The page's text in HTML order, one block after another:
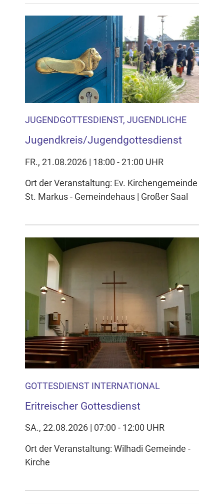
Google Map laden
Mit dem Laden der Karte akzeptieren Sie, dass die
Anwendung Google Maps beim Aktivieren von
Inhalten Cookies auf Ihrem Gerät setzt, z.B. zwecks
Reichweitenmessung und profilbasierter Werbung.
Näheres s.zur Datenschutzerklärung
Hier können Sie Ihre Cookie-
JUGENDGOTTESDIENST, JUGENDLICHE
Jugendkreis/Jugendgottesdienst
FR., 21.08.2026 | 18:00 - 21:00 UHR
Ort der Veranstaltung: Ev. Kirchengemeinde
St. Markus - Gemeindehaus | Großer Saal
GOTTESDIENST INTERNATIONAL
Eritreischer Gottesdienst
SA., 22.08.2026 | 07:00 - 12:00 UHR
Ort der Veranstaltung: Wilhadi Gemeinde -
Kirche